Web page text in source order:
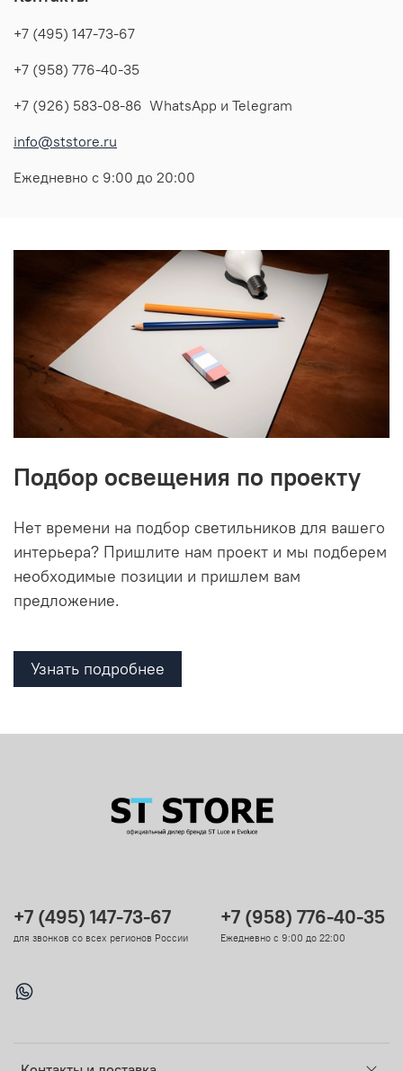
+7 (495) 147-73-67
+7 (958) 776-40-35
+7 (926) 583-08-86 WhatsApp и Telegram
info@ststore.ru
Ежедневно с 9:00 до 20:00
Подбор освещения по проекту
Нет времени на подбор светильников для вашего
интерьера? Пришлите нам проект и мы подберем
необходимые позиции и пришлем вам
предложение.
Узнать подробнее
+7 (495) 147-73-67
для звонков со всех регионов России
+7 (958) 776-40-35
Ежедневно с 9:00 до 22:00